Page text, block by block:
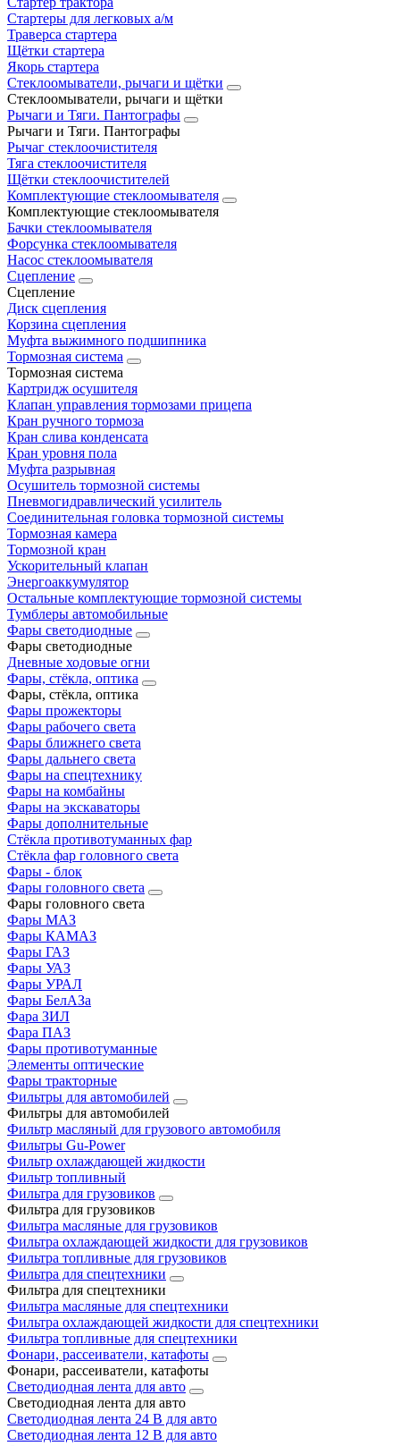
Стартеры для легковых а/м
Траверса стартера
Щётки стартера
Якорь стартера
Стеклоомыватели, рычаги и щётки
Стеклоомыватели, рычаги и щётки
Рычаги и Тяги. Пантографы
Рычаги и Тяги. Пантографы
Рычаг стеклоочистителя
Тяга стеклоочистителя
Щётки стеклоочистителей
Комплектующие стеклоомывателя
Комплектующие стеклоомывателя
Бачки стеклоомывателя
Форсунка стеклоомывателя
Насос стеклоомывателя
Сцепление
Сцепление
Диск сцепления
Корзина сцепления
Муфта выжимного подшипника
Тормозная система
Тормозная система
Картридж осушителя
Клапан управления тормозами прицепа
Кран ручного тормоза
Кран слива конденсата
Кран уровня пола
Муфта разрывная
Осушитель тормозной системы
Пневмогидравлический усилитель
Соединительная головка тормозной системы
Тормозная камера
Тормозной кран
Ускорительный клапан
Энергоаккумулятор
Остальные комплектующие тормозной системы
Тумблеры автомобильные
Фары светодиодные
Фары светодиодные
Дневные ходовые огни
Фары, стёкла, оптика
Фары, стёкла, оптика
Фары прожекторы
Фары рабочего света
Фары ближнего света
Фары дальнего света
Фары на спецтехнику
Фары на комбайны
Фары на экскаваторы
Фары дополнительные
Стёкла противотуманных фар
Стёкла фар головного света
Фары - блок
Фары головного света
Фары головного света
Фары МАЗ
Фары КАМАЗ
Фары ГАЗ
Фары УАЗ
Фары УРАЛ
Фары БелАЗа
Фара ЗИЛ
Фара ПАЗ
Фары противотуманные
Элементы оптические
Фары тракторные
Фильтры для автомобилей
Фильтры для автомобилей
Фильтр масляный для грузового автомобиля
Фильтры Gu-Power
Фильтр охлаждающей жидкости
Фильтр топливный
Фильтра для грузовиков
Фильтра для грузовиков
Фильтра масляные для грузовиков
Фильтра охлаждающей жидкости для грузовиков
Фильтра топливные для грузовиков
Фильтра для спецтехники
Фильтра для спецтехники
Фильтра масляные для спецтехники
Фильтра охлаждающей жидкости для спецтехники
Фильтра топливные для спецтехники
Фонари, рассеиватели, катафоты
Фонари, рассеиватели, катафоты
Светодиодная лента для авто
Светодиодная лента для авто
Светодиодная лента 24 В для авто
Светодиодная лента 12 В для авто